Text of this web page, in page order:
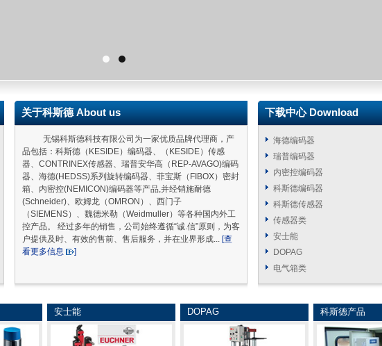
关于科斯德 About us 下载中心 Download
无锡科斯德科技有限公司为一家优质品牌代理商，产
品包括：科斯德（KESIDE）编码器、（KESIDE）传感
器、CONTRINEX传感器、瑞普安华高（REP-AVAGO)编码
器、海德(HEDSS)系列旋转编码器、菲宝斯（FIBOX）密封
箱、内密控(NEMICON)编码器等产品,并经销施耐德
(Schneider)、欧姆龙（OMRON）、西门子
（SIEMENS）、魏德米勒（Weidmuller）等各种国内外工
控产品。 经过多年的销售，公司始终遵循“诚.信”原则，为客
户提供及时、有效的售前、售后服务，并在业界形成... [查
看更多信息
]
海德编码器
瑞普编码器
内密控编码器
科斯德编码器
科斯德传感器
传感器类
安士能
DOPAG
电气箱类
安士能 DOPAG 科斯德产品